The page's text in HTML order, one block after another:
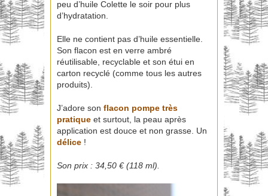
peu d’huile Colette le soir pour plus
d’hydratation.
Elle ne contient pas d’huile essentielle.
Son flacon est en verre ambré
réutilisable, recyclable et son étui en
carton recyclé (comme tous les autres
produits).
J’adore son flacon pompe très
pratique et surtout, la peau après
application est douce et non grasse. Un
délice !
Son prix : 34,50 € (118 ml).